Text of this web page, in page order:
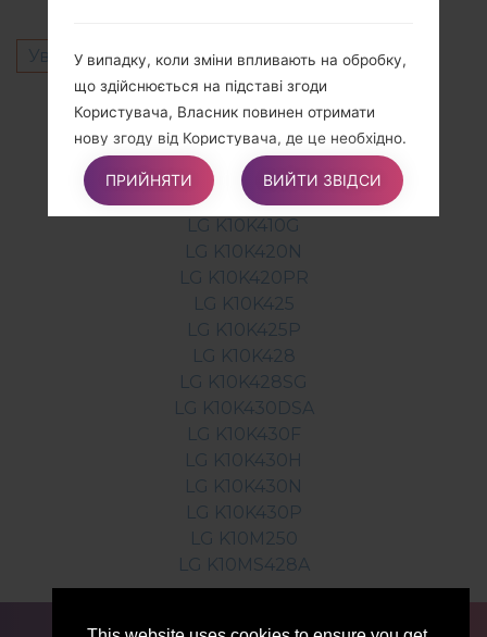
Увійти щоб залишити коментар.
Інші моделі з цієї серії
LG K10K410
LG K10K410A
LG K10K410F
LG K10K410G
LG K10K420N
LG K10K420PR
LG K10K425
LG K10K425P
LG K10K428
LG K10K428SG
LG K10K430DSA
LG K10K430F
LG K10K430H
LG K10K430N
LG K10K430P
LG K10M250
LG K10MS428A
У випадку, коли зміни впливають на обробку,
що здійснюється на підставі згоди
Користувача, Власник повинен отримати
нову згоду від Користувача, де це необхідно.
ПРИЙНЯТИ ВИЙТИ ЗВІДСИ